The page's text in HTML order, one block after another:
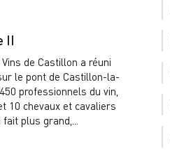
II
de Castillon a réuni
le pont de Castillon-la-
professionnels du vin,
10 chevaux et cavaliers
plus grand,...